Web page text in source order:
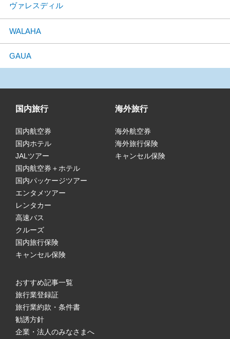
ヴァレスディル
WALAHA
GAUA
国内旅行
国内航空券
国内ホテル
JALツアー
国内航空券＋ホテル
国内パッケージツアー
エンタメツアー
レンタカー
高速バス
クルーズ
国内旅行保険
キャンセル保険
海外旅行
海外航空券
海外旅行保険
キャンセル保険
おすすめ記事一覧
旅行業登録証
旅行業約款・条件書
勧誘方針
企業・法人のみなさまへ